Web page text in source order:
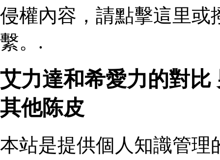
侵權內容，請點擊這里或
繫。.
艾力達和希愛力的對
其他陈皮
本站是提供個人知識管理